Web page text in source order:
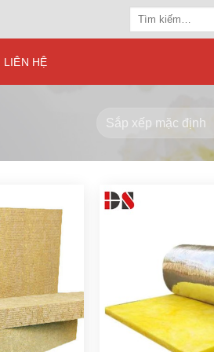
Tìm
LIÊN HỆ